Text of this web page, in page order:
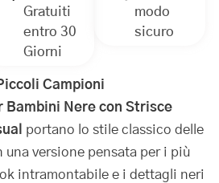
Gratuiti
entro 30
Giorni
modo
sicuro
Campioni
Bambini Nere con Strisce
portano lo stile classico delle
una versione pensata per i più
intramontabile e i dettagli neri